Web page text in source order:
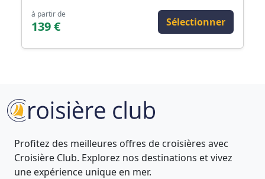
à partir de
139 € Sélectionner
Profitez des meilleures offres de croisières avec
Croisière Club. Explorez nos destinations et vivez
une expérience unique en mer.